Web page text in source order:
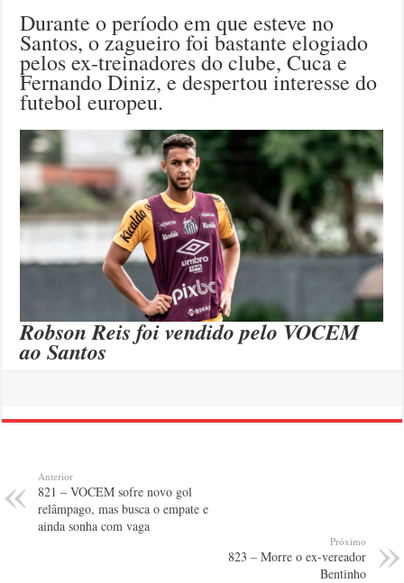
Durante o período em que esteve no
Santos, o zagueiro foi bastante elogiado
pelos ex-treinadores do clube, Cuca e
Fernando Diniz, e despertou interesse do
futebol europeu.
Robson Reis foi vendido pelo VOCEM
ao Santos
Anterior
821 – VOCEM sofre novo gol
relâmpago, mas busca o empate e
ainda sonha com vaga
Próximo
823 – Morre o ex-vereador
Bentinho